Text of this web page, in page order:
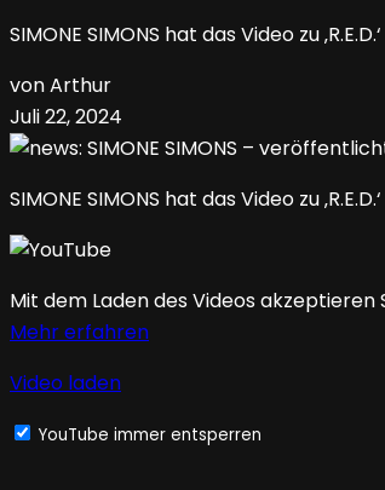
SIMONE SIMONS hat das Video zu
von Arthur
Juli 22, 2024
SIMONE SIMONS hat das Video zu
Mit dem Laden des Videos
Mehr erfahren
Video laden
YouTube immer entsperren